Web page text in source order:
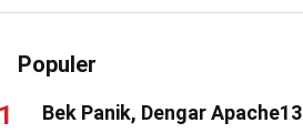
Populer
Bek Panik, Dengar Apache13